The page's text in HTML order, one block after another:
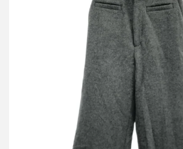
ハルノブムラタ 25AW MEGAN メルトンウー
パンツ HM25W825-STY12
買取金額14,400円
詳しく見る